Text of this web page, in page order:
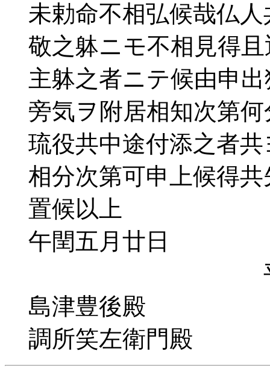
未勅命不相弘候哉仏人
敬之躰ニモ不相見得且
主躰之者ニテ候由申出
旁気ヲ附居相知次第何
琉役共中途付添之者共
相分次第可申上候得共
置候以上
午閏五月廿日
平田善
島津豊後殿
調所笑左衛門殿